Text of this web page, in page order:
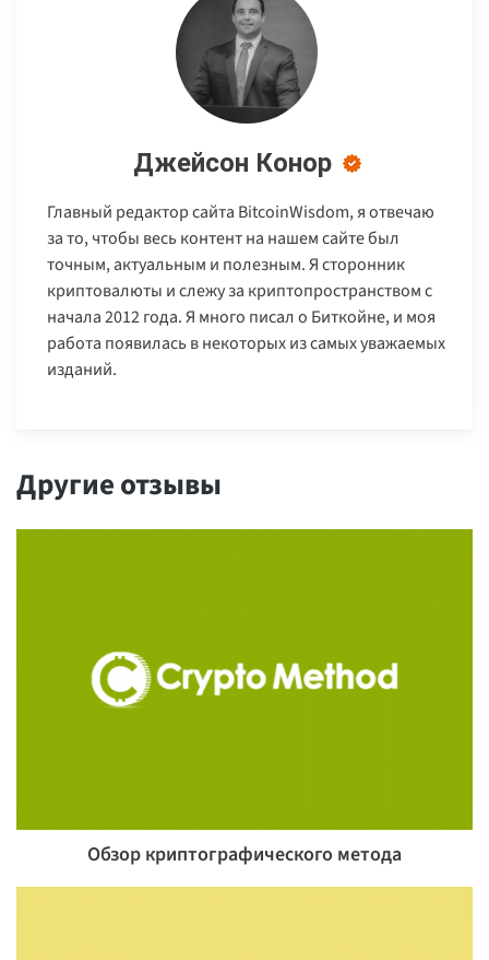
Джейсон Конор
Главный редактор сайта BitcoinWisdom, я отвечаю
за то, чтобы весь контент на нашем сайте был
точным, актуальным и полезным. Я сторонник
криптовалюты и слежу за криптопространством с
начала 2012 года. Я много писал о Биткойне, и моя
работа появилась в некоторых из самых уважаемых
изданий.
Другие отзывы
Обзор криптографического метода